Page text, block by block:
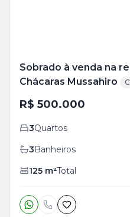
Sobrado à venda na
Chácaras Mussahiro
R$ 500.000
3Quartos
3Banheiros
125 m²Total